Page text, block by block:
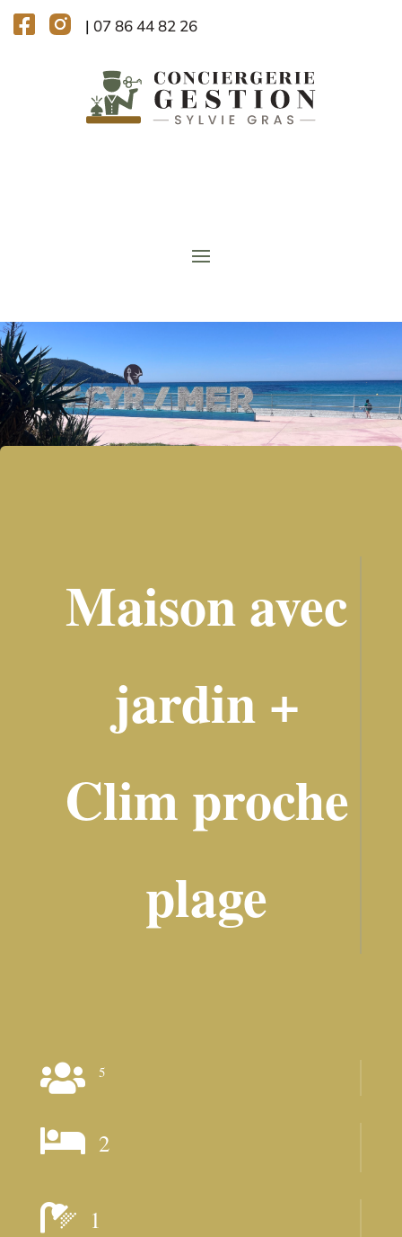
| 07 86 44 82 26
Maison avec
jardin +
Clim proche
plage
 5
 2
 1